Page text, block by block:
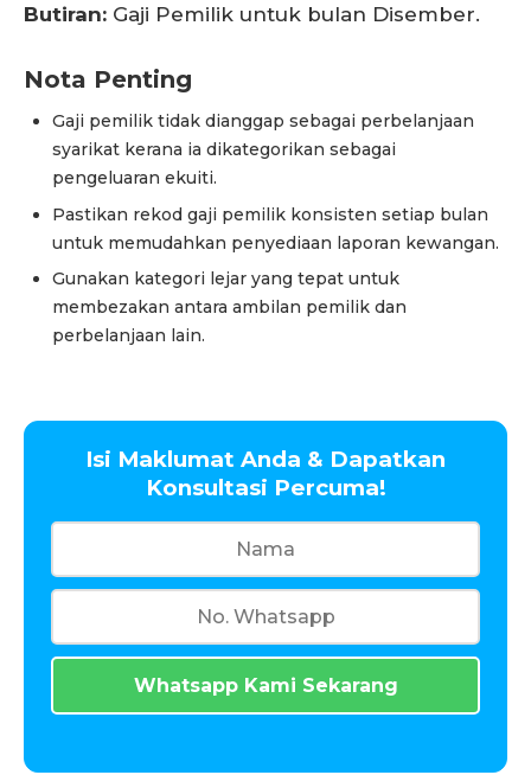
Butiran: Gaji Pemilik untuk bulan Disember.
Nota Penting
Gaji pemilik tidak dianggap sebagai perbelanjaan
syarikat kerana ia dikategorikan sebagai
pengeluaran ekuiti.
Pastikan rekod gaji pemilik konsisten setiap bulan
untuk memudahkan penyediaan laporan kewangan.
Gunakan kategori lejar yang tepat untuk
membezakan antara ambilan pemilik dan
perbelanjaan lain.
Isi Maklumat Anda & Dapatkan
Konsultasi Percuma!
Whatsapp Kami Sekarang